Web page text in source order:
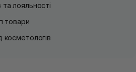
лояльності
товари
косметологів